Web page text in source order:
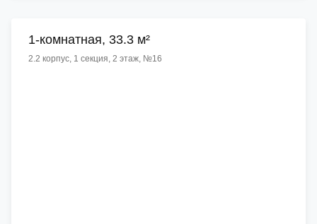
1-комнатная, 33.3 м²
2.2 корпус, 1 секция, 2 этаж, №16